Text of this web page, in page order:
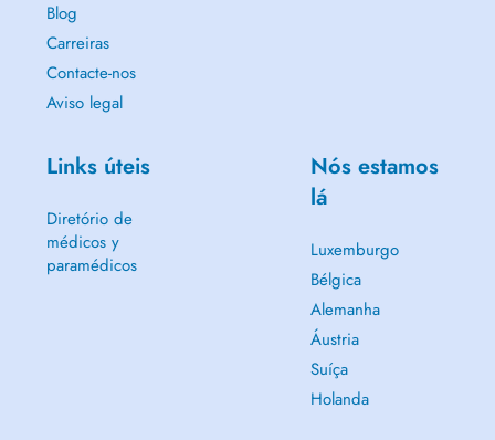
Blog
Carreiras
Contacte-nos
Aviso legal
Links úteis
Diretório de
médicos y
paramédicos
Nós estamos
lá
Luxemburgo
Bélgica
Alemanha
Áustria
Suíça
Holanda